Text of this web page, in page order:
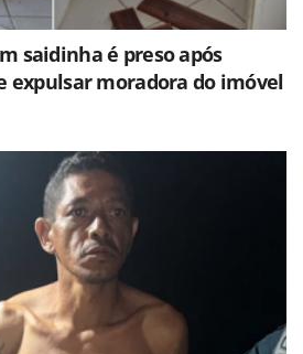
saidinha é preso após
expulsar moradora do imóvel